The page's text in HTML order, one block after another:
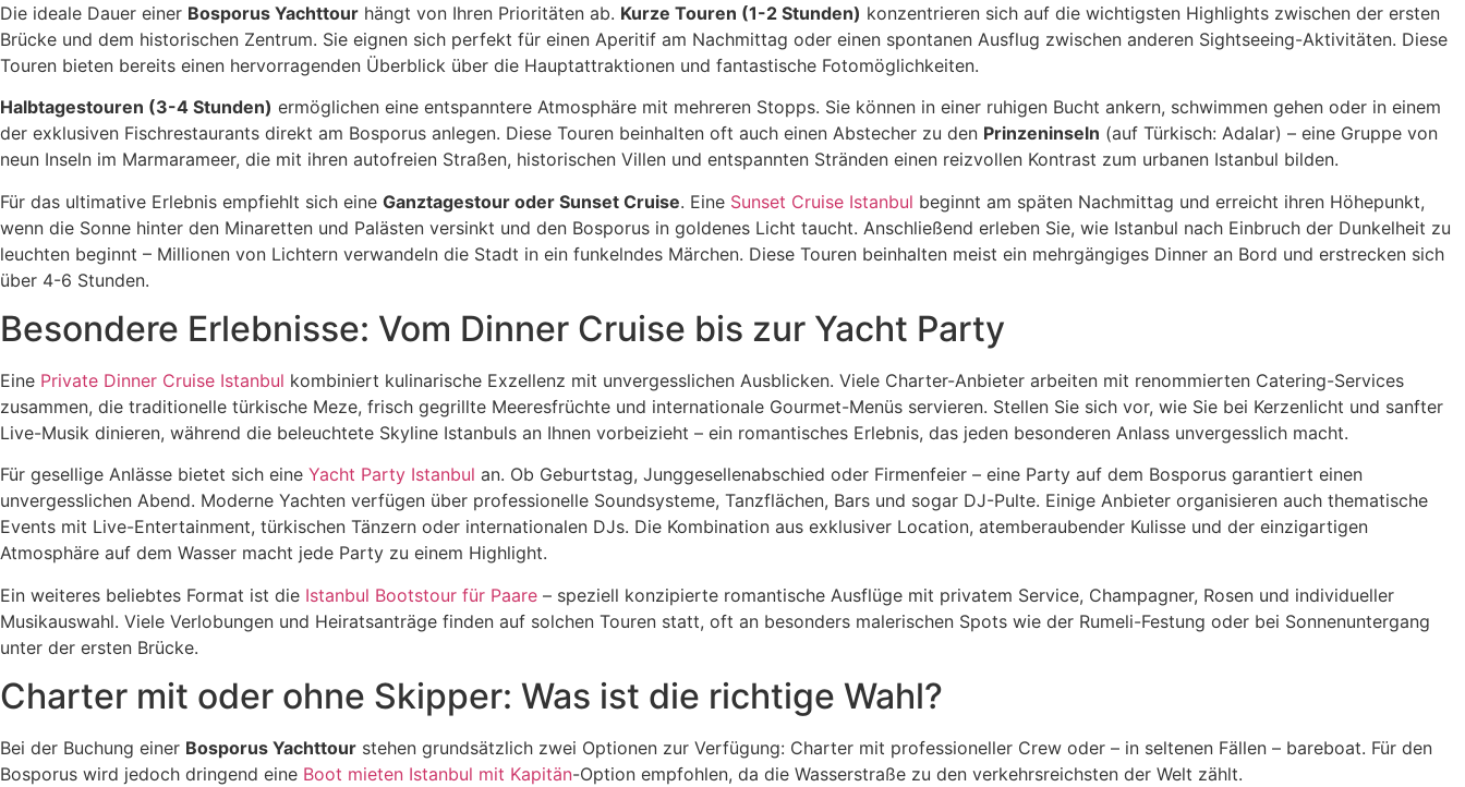
Die ideale Dauer einer Bosporus Yachttour hängt von Ihren Prioritäten ab. Kurze Touren (1-2 Stunden) konzentrieren sich auf die wichtigsten Highlights zwischen der ersten
Brücke und dem historischen Zentrum. Sie eignen sich perfekt für einen Aperitif am Nachmittag oder einen spontanen Ausflug zwischen anderen Sightseeing-Aktivitäten. Diese
Touren bieten bereits einen hervorragenden Überblick über die Hauptattraktionen und fantastische Fotomöglichkeiten.
Halbtagestouren (3-4 Stunden) ermöglichen eine entspanntere Atmosphäre mit mehreren Stopps. Sie können in einer ruhigen Bucht ankern, schwimmen gehen oder in einem
der exklusiven Fischrestaurants direkt am Bosporus anlegen. Diese Touren beinhalten oft auch einen Abstecher zu den Prinzeninseln (auf Türkisch: Adalar) – eine Gruppe von
neun Inseln im Marmarameer, die mit ihren autofreien Straßen, historischen Villen und entspannten Stränden einen reizvollen Kontrast zum urbanen Istanbul bilden.
Für das ultimative Erlebnis empfiehlt sich eine Ganztagestour oder Sunset Cruise. Eine Sunset Cruise Istanbul beginnt am späten Nachmittag und erreicht ihren Höhepunkt,
wenn die Sonne hinter den Minaretten und Palästen versinkt und den Bosporus in goldenes Licht taucht. Anschließend erleben Sie, wie Istanbul nach Einbruch der Dunkelheit zu
leuchten beginnt – Millionen von Lichtern verwandeln die Stadt in ein funkelndes Märchen. Diese Touren beinhalten meist ein mehrgängiges Dinner an Bord und erstrecken sich
über 4-6 Stunden.
Besondere Erlebnisse: Vom Dinner Cruise bis zur Yacht Party
Eine Private Dinner Cruise Istanbul kombiniert kulinarische Exzellenz mit unvergesslichen Ausblicken. Viele Charter-Anbieter arbeiten mit renommierten Catering-Services
zusammen, die traditionelle türkische Meze, frisch gegrillte Meeresfrüchte und internationale Gourmet-Menüs servieren. Stellen Sie sich vor, wie Sie bei Kerzenlicht und sanfter
Live-Musik dinieren, während die beleuchtete Skyline Istanbuls an Ihnen vorbeizieht – ein romantisches Erlebnis, das jeden besonderen Anlass unvergesslich macht.
Für gesellige Anlässe bietet sich eine Yacht Party Istanbul an. Ob Geburtstag, Junggesellenabschied oder Firmenfeier – eine Party auf dem Bosporus garantiert einen
unvergesslichen Abend. Moderne Yachten verfügen über professionelle Soundsysteme, Tanzflächen, Bars und sogar DJ-Pulte. Einige Anbieter organisieren auch thematische
Events mit Live-Entertainment, türkischen Tänzern oder internationalen DJs. Die Kombination aus exklusiver Location, atemberaubender Kulisse und der einzigartigen
Atmosphäre auf dem Wasser macht jede Party zu einem Highlight.
Ein weiteres beliebtes Format ist die Istanbul Bootstour für Paare – speziell konzipierte romantische Ausflüge mit privatem Service, Champagner, Rosen und individueller
Musikauswahl. Viele Verlobungen und Heiratsanträge finden auf solchen Touren statt, oft an besonders malerischen Spots wie der Rumeli-Festung oder bei Sonnenuntergang
unter der ersten Brücke.
Charter mit oder ohne Skipper: Was ist die richtige Wahl?
Bei der Buchung einer Bosporus Yachttour stehen grundsätzlich zwei Optionen zur Verfügung: Charter mit professioneller Crew oder – in seltenen Fällen – bareboat. Für den
Bosporus wird jedoch dringend eine Boot mieten Istanbul mit Kapitän-Option empfohlen, da die Wasserstraße zu den verkehrsreichsten der Welt zählt.